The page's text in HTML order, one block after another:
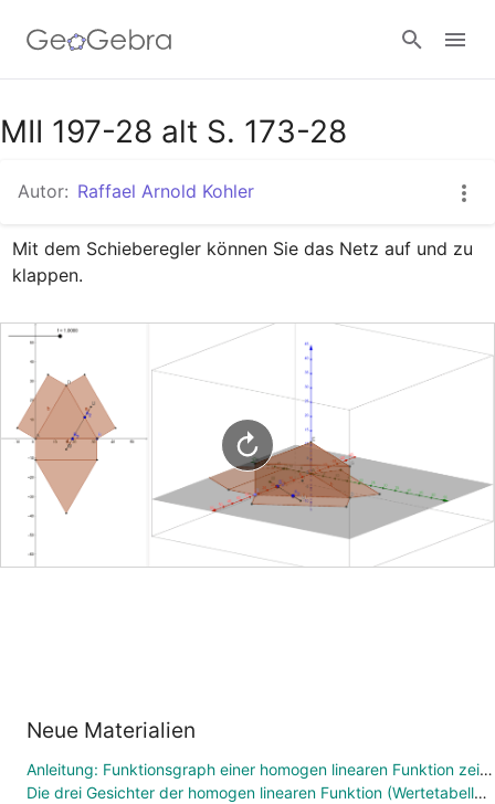
Google Classroom
GeoGebra Classroom
MII 197-28 alt S. 173-28
Autor: Raffael Arnold Kohler
Mit dem Schieberegler können Sie das Netz auf und zu
klappen.
Neue Materialien
Anleitung: Funktionsgraph einer homogen linearen Funktion zeichnen
Die drei Gesichter der homogen linearen Funktion (Wertetabelle, Funktionsgleichung, Graph)